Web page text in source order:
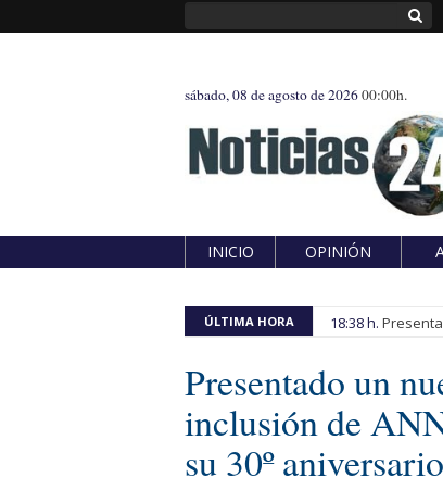
sábado, 08 de agosto de 202600:00h.
INICIO OPINIÓN
ÚLTIMA HORA 18:38 h.
Presentado un
inclusión de
su 30º aniversario